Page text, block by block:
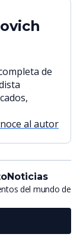
de
al autor
del mundo de